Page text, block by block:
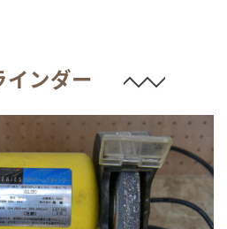
インダー